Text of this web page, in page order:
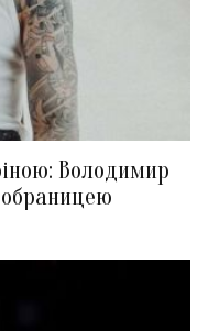
Володимир